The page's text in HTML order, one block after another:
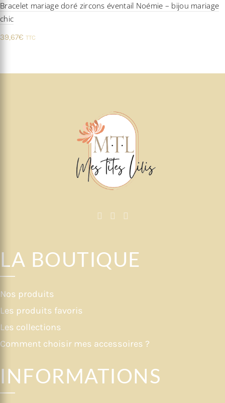
Bracelet mariage doré zircons éventail Noémie – bijou mariage
chic
39,67€ TTC
LA BOUTIQUE
Nos produits
Les produits favoris
Les collections
Comment choisir mes accessoires ?
INFORMATIONS